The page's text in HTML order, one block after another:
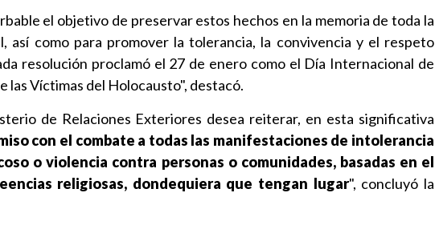
el objetivo de preservar estos hechos en la memoria de toda la
así como para promover la tolerancia, la convivencia y el respeto
resolución proclamó el 27 de enero como el Día Internacional de
las Víctimas del Holocausto", destacó.
de Relaciones Exteriores desea reiterar, en esta significativa
con el combate a todas las manifestaciones de intolerancia
o violencia contra personas o comunidades, basadas en el
religiosas, dondequiera que tengan lugar", concluyó la